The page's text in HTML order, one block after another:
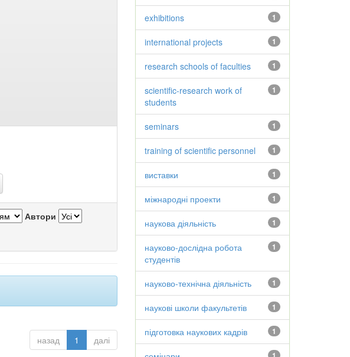
Автори
назад 1 далі
1
exhibitions
1
international projects
1
research schools of faculties
1
scientific-research work of
students
1
seminars
1
training of scientific personnel
1
виставки
1
міжнародні проекти
1
наукова діяльність
1
науково-дослідна робота
студентів
1
науково-технічна діяльність
1
наукові школи факультетів
1
підготовка наукових кадрів